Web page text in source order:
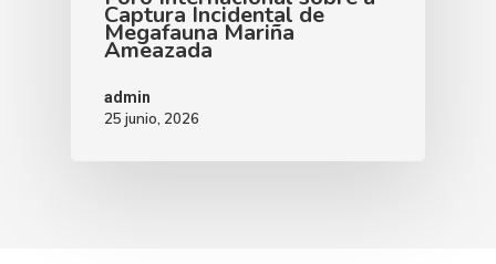
Captura Incidental de
Megafauna Mariña
Ameazada
admin
25 junio, 2026